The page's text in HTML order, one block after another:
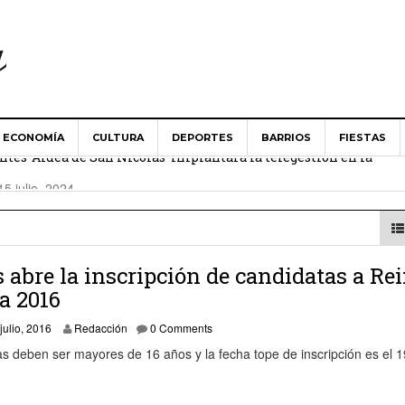
ECONOMÍA CULTURA DEPORTES BARRIOS FIESTAS
‘Aldea de San Nicolás’ implantará la telegestión en la
de San Nicolás guarda un minuto de silencio en
Ministerio de Agricultura abordan las necesidades del campo
‘Aldea de San Nicolás’ apuesta por una renovación de
abre la inscripción de candidatas a
2016
2016 7 julio, 2016
Redacción 0 Comments
deben ser mayores de 16 años y la fecha tope de inscripción es el